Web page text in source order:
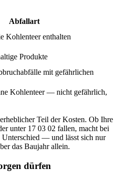
Abfallart
Kohlenteer enthalten
Produkte
mit gefährlichen
Kohlenteer — nicht gefährlich,
Teil der Kosten. Ob Ihre
unter 17 03 02 fallen, macht bei
Unterschied — und lässt sich nur
das Baujahr allein.
dürfen